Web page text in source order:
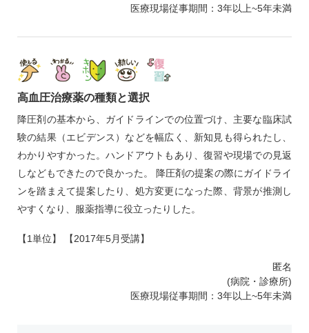
医療現場従事期間：3年以上~5年未満
高血圧治療薬の種類と選択
降圧剤の基本から、ガイドラインでの位置づけ、主要な臨床試
験の結果（エビデンス）などを幅広く、新知見も得られたし、
わかりやすかった。ハンドアウトもあり、復習や現場での見返
しなどもできたので良かった。 降圧剤の提案の際にガイドライ
ンを踏まえて提案したり、処方変更になった際、背景が推測し
やすくなり、服薬指導に役立ったりした。
【1単位】 【2017年5月受講】
匿名
(病院・診療所)
医療現場従事期間：3年以上~5年未満